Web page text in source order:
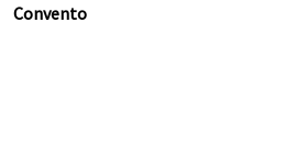
Convento